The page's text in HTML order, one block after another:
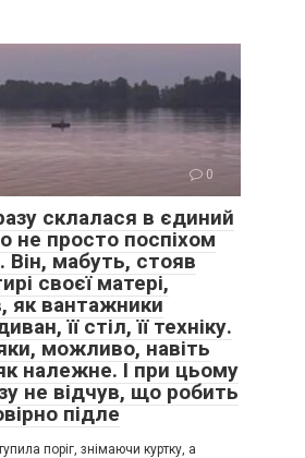
0
склалася в єдиний
не просто поспіхом
Він, мабуть, стояв
своєї матері,
як вантажники
її стіл, її техніку.
можливо, навіть
належне. І при цьому
не відчув, що робить
підле
поріг, знімаючи куртку, а